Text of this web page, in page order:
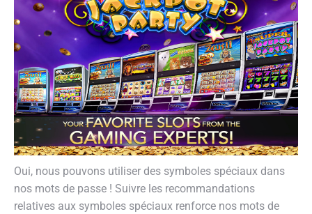
Oui, nous pouvons utiliser des symboles spéciaux dans
nos mots de passe ! Suivre les recommandations
relatives aux symboles spéciaux renforce nos mots de